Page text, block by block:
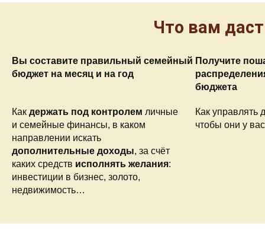
Что вам
Вы составите правильный семейный
бюджет на месяц и на год
Получите
бюджета
Как держать под контролем личные
и семейные финансы, в каком
направлении искать
дополнительные доходы, за счёт
каких средств исполнять желания:
инвестиции в бизнес, золото,
недвижимость…
Как управлять
чтобы они у